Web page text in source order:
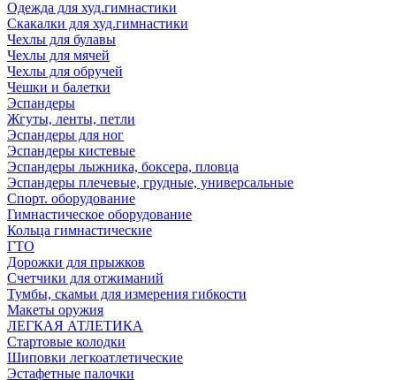
Одежда для худ.гимнастики
Скакалки для худ.гимнастики
Чехлы для булавы
Чехлы для мячей
Чехлы для обручей
Чешки и балетки
Эспандеры
Жгуты, ленты, петли
Эспандеры для ног
Эспандеры кистевые
Эспандеры лыжника, боксера, пловца
Эспандеры плечевые, грудные, универсальные
Спорт. оборудование
Гимнастическое оборудование
Кольца гимнастические
ГТО
Дорожки для прыжков
Счетчики для отжиманий
Тумбы, скамьи для измерения гибкости
Макеты оружия
ЛЕГКАЯ АТЛЕТИКА
Стартовые колодки
Шиповки легкоатлетические
Эстафетные палочки